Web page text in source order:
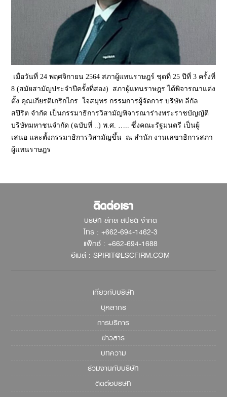
เมื่อวันที่ 24 พฤศจิกายน 2564 สภาผู้แทนราษฎร์ ชุดที่ 25 ปีที่ 3 ครั้งที่
8 (สมัยสามัญประจำปีครั้งที่สอง) สภาผู้แทนราษฎร ได้พิจารณาแต่ง
ตั้ง คุณเกียรติเกริกไกร ใจสมุทร กรรมการผู้จัดการ บริษัท ลีกัล
สปิริต จำกัด เป็นกรรมาธิการวิสามัญพิจารณาร่างพระราชบัญญัติ
บริษัทมหาชนจำกัด (ฉบับที่ ..) พ.ศ. ….. ซึ่งคณะรัฐมนตรี เป็นผู้
เสนอ และตั้งกรรมาธิการวิสามัญขึ้น ณ สำนัก งานเลขาธิการสภา
ผู้แทนราษฎร
ติดต่อเรา
บริษัท ลีกัล สปิริต จำกัด
โทร : +662-694-1462-3
แฟ็กซ์ : +662-694-1688
อีเมล์ : SPIRIT@LSCFIRM.COM
เกี่ยวกับบริษัท
บุคลากร
การบริการ
ข่าวสาร
บทความ
ร่วมงานกับบริษัท
ติดต่อบริษัท